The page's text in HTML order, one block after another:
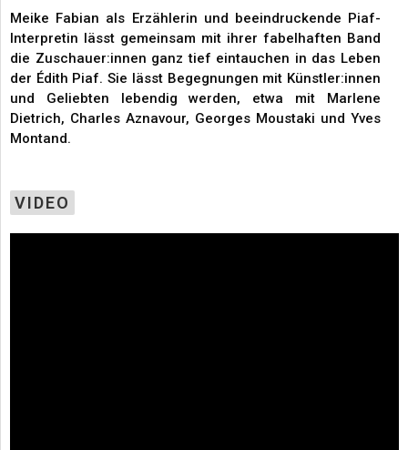
Meike Fabian als Erzählerin und beeindruckende Piaf-
Interpretin lässt gemeinsam mit ihrer fabelhaften Band
die Zuschauer:innen ganz tief eintauchen in das Leben
der Édith Piaf. Sie lässt Begegnungen mit Künstler:innen
und Geliebten lebendig werden, etwa mit Marlene
Dietrich, Charles Aznavour, Georges Moustaki und Yves
Montand.
VIDEO